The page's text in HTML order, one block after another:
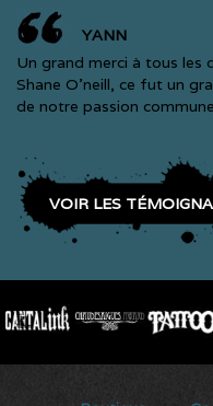
YANN
Un grand merci à tous les
Shane O'neill, ce fut un
de notre passion
VOIR LES